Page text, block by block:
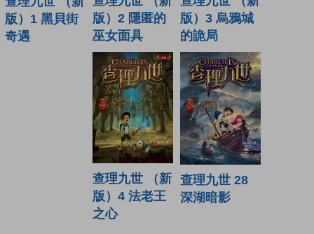
版）1 黑貝街
奇遇
版）2 隱匿的
巫女面具
版）3 烏鴉城
的詭局
查理九世 （新
版）4 法老王
之心
查理九世 28
深湖暗影